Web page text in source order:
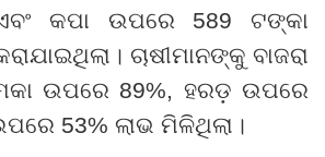
କପା ଉପରେ 589ଟଙ୍କା
। ଚାଷୀମାନଙ୍କୁ ବାଜରା
ଉପରେ 89%, ହରଡ଼ ଉପରେ
53% ଲାଭ ମିଳିଥିଲା ।